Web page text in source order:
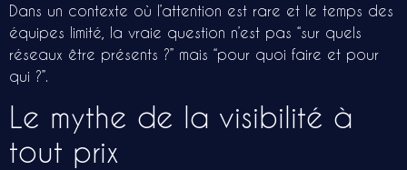
Dans un contexte où l’attention est rare et le temps des
équipes limité, la vraie question n’est pas “sur quels
réseaux être présents ?” mais “pour quoi faire et pour
qui ?”.
Le mythe de la visibilité à
tout prix